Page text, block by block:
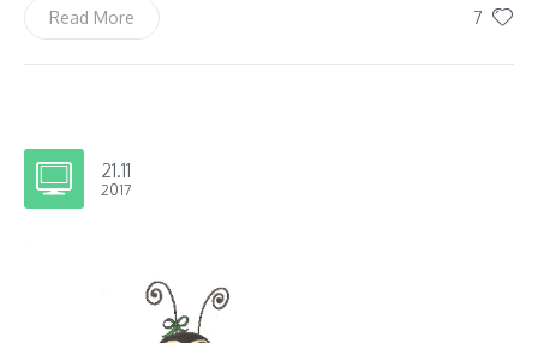
7
Read More
21.11
2017